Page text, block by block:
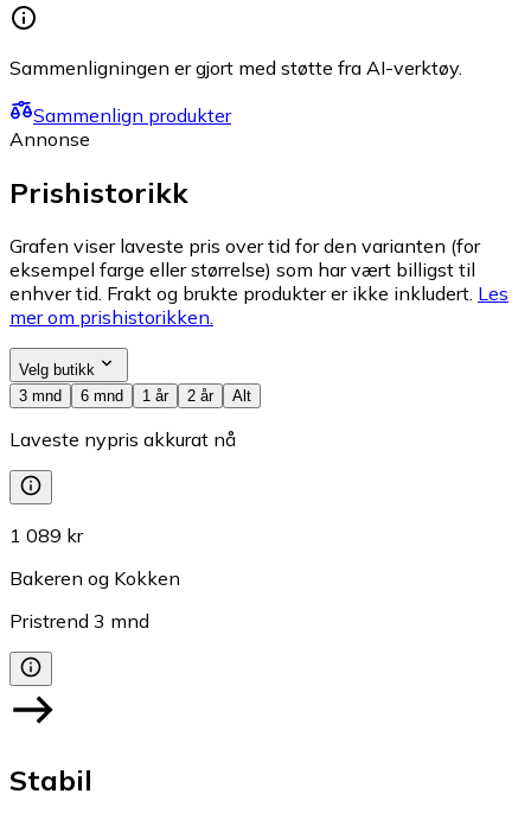
Sammenligningen er gjort med støtte fra AI-verktøy.
Sammenlign produkter
Annonse
Prishistorikk
Grafen viser laveste pris over tid for den varianten (for
eksempel farge eller størrelse) som har vært billigst til
enhver tid. Frakt og brukte produkter er ikke inkludert. Les
mer om prishistorikken.
Velg butikk
3 mnd
6 mnd 1 år 2 år Alt
Laveste nypris akkurat nå
1 089 kr
Bakeren og Kokken
Pristrend 3 mnd
Stabil